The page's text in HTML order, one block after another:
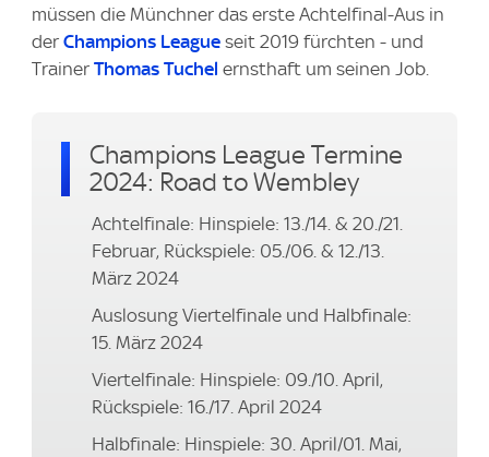
müssen die Münchner das erste Achtelfinal-Aus in
der Champions League seit 2019 fürchten - und
Trainer Thomas Tuchel ernsthaft um seinen Job.
Champions League Termine
2024: Road to Wembley
Achtelfinale: Hinspiele: 13./14. & 20./21.
Februar, Rückspiele: 05./06. & 12./13.
März 2024
Auslosung Viertelfinale und Halbfinale:
15. März 2024
Viertelfinale: Hinspiele: 09./10. April,
Rückspiele: 16./17. April 2024
Halbfinale: Hinspiele: 30. April/01. Mai,